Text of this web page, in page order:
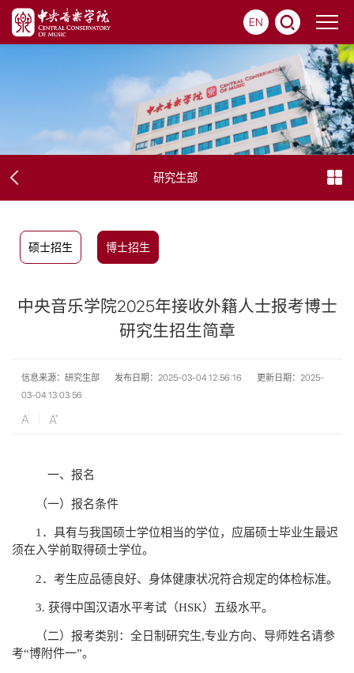
EN
研究生部
硕士招生 博士招生
中央音乐学院2025年接收外籍人士报考博士
研究生招生简章
信息来源：研究生部 发布日期：2025-03-04 12:56:16
更新日期：2025-
03-04 13:03:56
一、报名
（一）报名条件
1．具有与我国硕士学位相当的学位，应届硕士毕业生最迟
须在入学前取得硕士学位。
2．考生应品德良好、身体健康状况符合规定的体检标准。
3. 获得中国汉语水平考试（HSK）五级水平。
（二）报考类别：全日制研究生,专业方向、导师姓名请参
考“博附件一”。